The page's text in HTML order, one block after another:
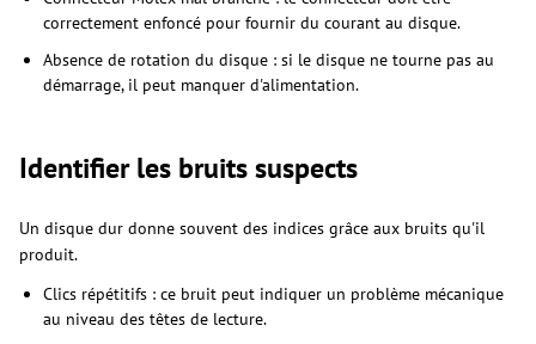
correctement enfoncé pour fournir du courant au disque.
Absence de rotation du disque : si le disque ne tourne pas au
démarrage, il peut manquer d'alimentation.
Identifier les bruits suspects
Un disque dur donne souvent des indices grâce aux bruits qu'il
produit.
Clics répétitifs : ce bruit peut indiquer un problème mécanique
au niveau des têtes de lecture.